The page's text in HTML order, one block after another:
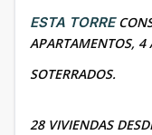
ESTA TORRE
APARTAMENTOS, 4
SOTERRADOS.
28 VIVIENDAS